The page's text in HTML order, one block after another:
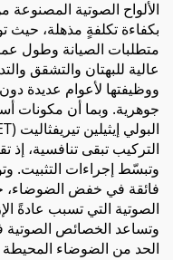
بكفاءة تكلفةٍ مذهلة، حيث
متطلبات الصيانة وطول عمر
عالية للبهتان والتشقق
ووظيفتها لأعوام عديدة
جوهرية. وبما أن مكونات
التركيب تبقى تنافسية، إذ
وتبسّط إجراءات التثبيت.
فائقة في خفض الضوضاء،
الصوتية التي تسبب عادةً
وتساعد الخصائص الصوتية
الحد من الضوضاء المحيطة